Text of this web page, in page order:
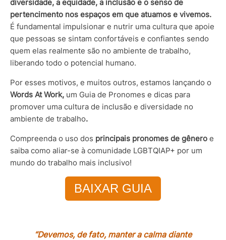
diversidade, a equidade, a inclusão e o senso de
pertencimento nos espaços em que atuamos e vivemos.
É fundamental impulsionar e nutrir uma cultura que apoie
que pessoas se sintam confortáveis e confiantes sendo
quem elas realmente são no ambiente de trabalho,
liberando todo o potencial humano.
Por esses motivos, e muitos outros, estamos lançando o
Words At Work, um Guia de Pronomes e dicas para
promover uma cultura de inclusão e diversidade no
ambiente de trabalho.
Compreenda o uso dos principais pronomes de gênero e
saiba como aliar-se à comunidade LGBTQIAP+ por um
mundo do trabalho mais inclusivo!
BAIXAR GUIA
“Devemos, de fato, manter a calma diante